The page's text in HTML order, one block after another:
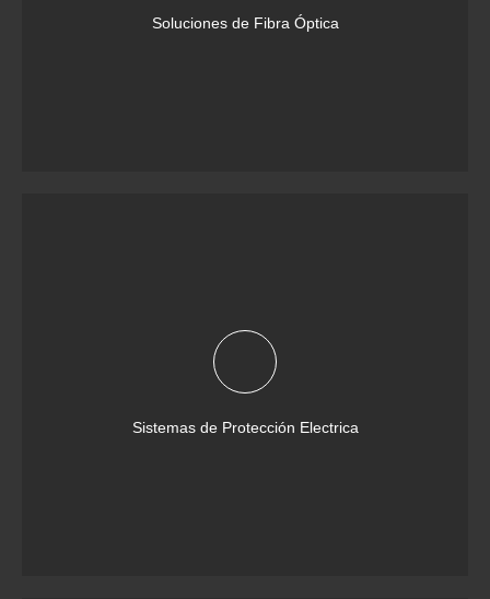
Soluciones de Fibra Óptica
Sistemas de Protección Electrica